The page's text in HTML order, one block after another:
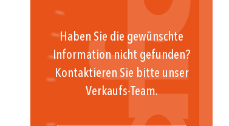
Haben Sie die gewünschte
Information nicht gefunden?
Kontaktieren Sie bitte unser
Verkaufs-Team.